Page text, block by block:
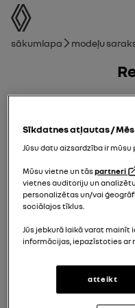
lietotāja rokasgrāmata
navigācijas ceļš
Sākumlapa Modeļu
Sīkdatnes atļautas /
Jūsu datu aizsardzība ir
Mūsu vietne un tāspartneri
vietnes auditoriju un
personalizētas un/vai
sociālajos tīklus.
Jūs jebkurā laikā varat mainīt
informācijas, iepazīstoties ar
atteikt